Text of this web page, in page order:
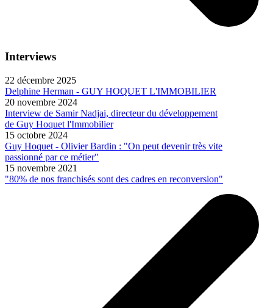
Interviews
22 décembre 2025
Delphine Herman - GUY HOQUET L'IMMOBILIER
20 novembre 2024
Interview de Samir Nadjai, directeur du développement
de Guy Hoquet l'Immobilier
15 octobre 2024
Guy Hoquet - Olivier Bardin : "On peut devenir très vite
passionné par ce métier"
15 novembre 2021
"80% de nos franchisés sont des cadres en reconversion"